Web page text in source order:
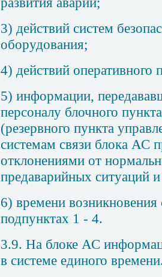
3) действий систем
оборудования;
4) действий оперативного
5) информации,
персоналу блочного
(резервного пункта
системам связи блока АС
отклонениями от
предаварийных ситуаций
6) времени
подпунктах 1 - 4.
3.9. На блоке АС
в системе единого